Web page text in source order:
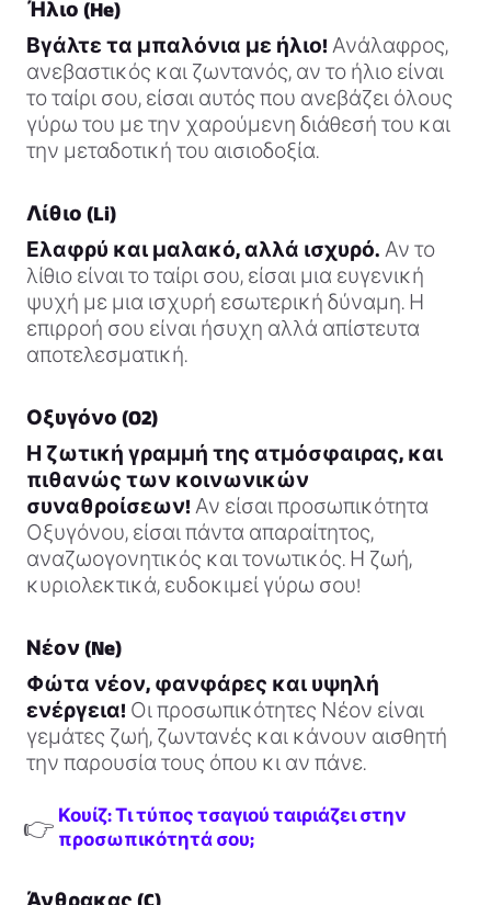
Ήλιο (He)
Βγάλτε τα μπαλόνια με ήλιο! Ανάλαφρος,
ανεβαστικός και ζωντανός, αν το ήλιο είναι
το ταίρι σου, είσαι αυτός που ανεβάζει όλους
γύρω του με την χαρούμενη διάθεσή του και
την μεταδοτική του αισιοδοξία.
Λίθιο (Li)
Ελαφρύ και μαλακό, αλλά ισχυρό. Αν το
λίθιο είναι το ταίρι σου, είσαι μια ευγενική
ψυχή με μια ισχυρή εσωτερική δύναμη. Η
επιρροή σου είναι ήσυχη αλλά απίστευτα
αποτελεσματική.
Οξυγόνο (O2)
Η ζωτική γραμμή της ατμόσφαιρας, και
πιθανώς των κοινωνικών
συναθροίσεων! Αν είσαι προσωπικότητα
Οξυγόνου, είσαι πάντα απαραίτητος,
αναζωογονητικός και τονωτικός. Η ζωή,
κυριολεκτικά, ευδοκιμεί γύρω σου!
Νέον (Ne)
Φώτα νέον, φανφάρες και υψηλή
ενέργεια! Οι προσωπικότητες Νέον είναι
γεμάτες ζωή, ζωντανές και κάνουν αισθητή
την παρουσία τους όπου κι αν πάνε.
👉 Κουίζ: Τι τύπος τσαγιού ταιριάζει στην
προσωπικότητά σου;